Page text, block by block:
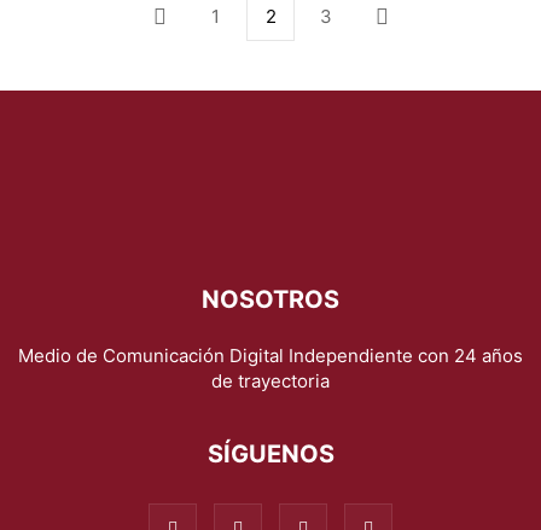
1 2 3
NOSOTROS
Medio de Comunicación Digital Independiente con 24 años
de trayectoria
SÍGUENOS